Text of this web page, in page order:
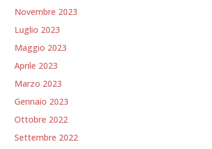
Novembre 2023
Luglio 2023
Maggio 2023
Aprile 2023
Marzo 2023
Gennaio 2023
Ottobre 2022
Settembre 2022